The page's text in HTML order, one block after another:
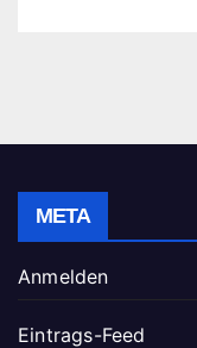
META
Anmelden
Eintrags-Feed